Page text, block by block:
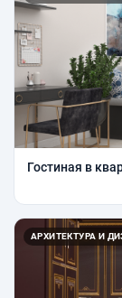
Гостиная в
АРХИТЕКТУРА И